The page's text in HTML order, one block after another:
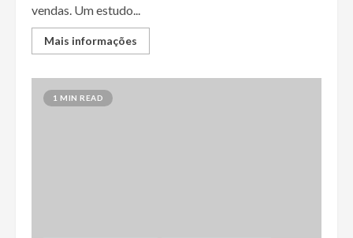
vendas. Um estudo...
Mais informações
1 MIN READ